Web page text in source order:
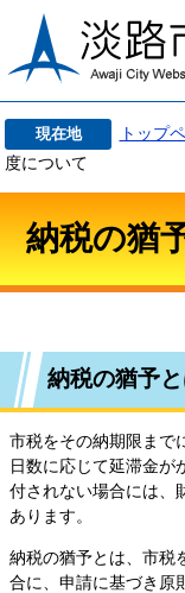
現在地 トップ
度について
納税の猶
納税の猶予
市税をその納期限まで
日数に応じて延滞金が
付されない場合には、
あります。
納税の猶予とは、市税
合に、申請に基づき原